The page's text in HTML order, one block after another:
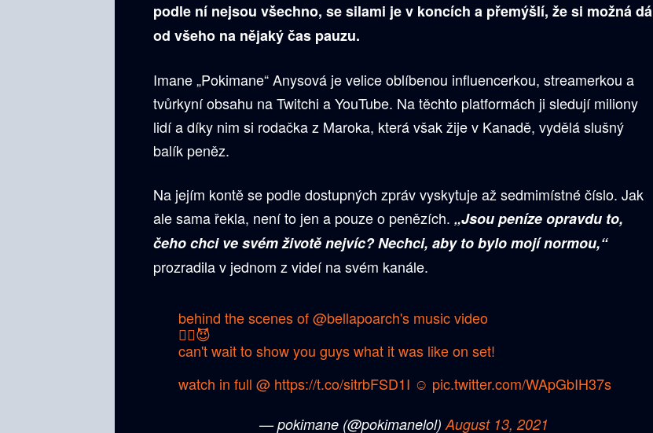
podle ní nejsou všechno, se silami je v koncích a přemýšlí, že si možná dá
od všeho na nějaký čas pauzu.
Imane „Pokimane“ Anysová je velice oblíbenou influencerkou, streamerkou a
tvůrkyní obsahu na Twitchi a YouTube. Na těchto platformách ji sledují miliony
lidí a díky nim si rodačka z Maroka, která však žije v Kanadě, vydělá slušný
balík peněz.
Na jejím kontě se podle dostupných zpráv vyskytuje až sedmimístné číslo. Jak
ale sama řekla, není to jen a pouze o penězích. „Jsou peníze opravdu to,
čeho chci ve svém životě nejvíc? Nechci, aby to bylo mojí normou,“
prozradila v jednom z videí na svém kanále.
behind the scenes of@bellapoarch's music video
❤️‍🔥😈
can't wait to show you guys what it was like on set!
watch in full @ https://t.co/sitrbFSD1I ☺️ pic.twitter.com/WApGbIH37s
— pokimane (@pokimanelol)August 13, 2021